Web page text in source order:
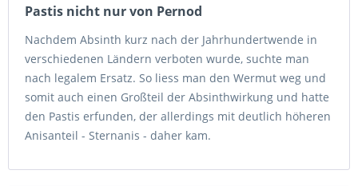
Pastis nicht nur von Pernod
Nachdem Absinth kurz nach der Jahrhundertwende in
verschiedenen Ländern verboten wurde, suchte man
nach legalem Ersatz. So liess man den Wermut weg und
somit auch einen Großteil der Absinthwirkung und hatte
den Pastis erfunden, der allerdings mit deutlich höheren
Anisanteil - Sternanis - daher kam.